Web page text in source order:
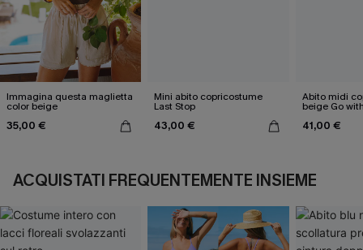
Immagina questa maglietta
color beige
35,00 €
Mini abito copricostume
Last Stop
43,00 €
Abito midi
beige Go
41,00 €
ACQUISTATI FREQUENTEMENTE INSIEME